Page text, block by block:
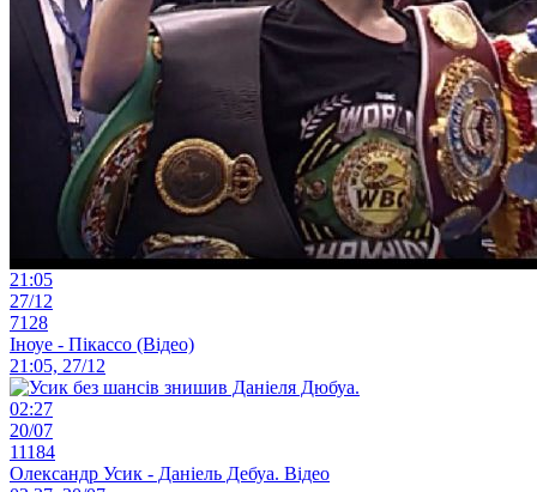
21:05
27/12
7128
Іноуе - Пікассо (Відео)
21:05, 27/12
02:27
20/07
11184
Олександр Усик - Даніель Дебуа. Відео